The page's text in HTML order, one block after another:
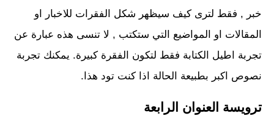
خبر , فقط لترى كيف سيظهر شكل الفقرات للاخبار او
المقالات او المواضيع التي ستكتب , لا تنسى هذه عبارة عن
تجربة اطيل الكتابة فقط لتكون الفقرة كبيرة. يمكنك تجربة
نصوص اكبر بطبيعة الحالة اذا كنت تود هذا.
ترويسة العنوان الرابعة